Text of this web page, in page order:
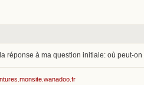
réponse à ma question initiale: où peut-